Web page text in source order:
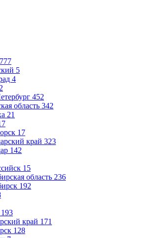
777
5
4
2
452
область 342
21
17
край 323
142
15
область 236
192
193
край 171
128